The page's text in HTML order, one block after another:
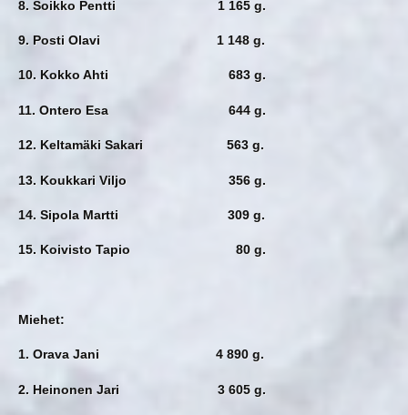
8. Soikko Pentti 1 165 g.
9. Posti Olavi 1 148 g.
10. Kokko Ahti 683 g.
11. Ontero Esa 644 g.
12. Keltamäki Sakari 563 g.
13. Koukkari Viljo 356 g.
14. Sipola Martti 309 g.
15. Koivisto Tapio 80 g.
Miehet:
1. Orava Jani 4 890 g.
2. Heinonen Jari 3 605 g.